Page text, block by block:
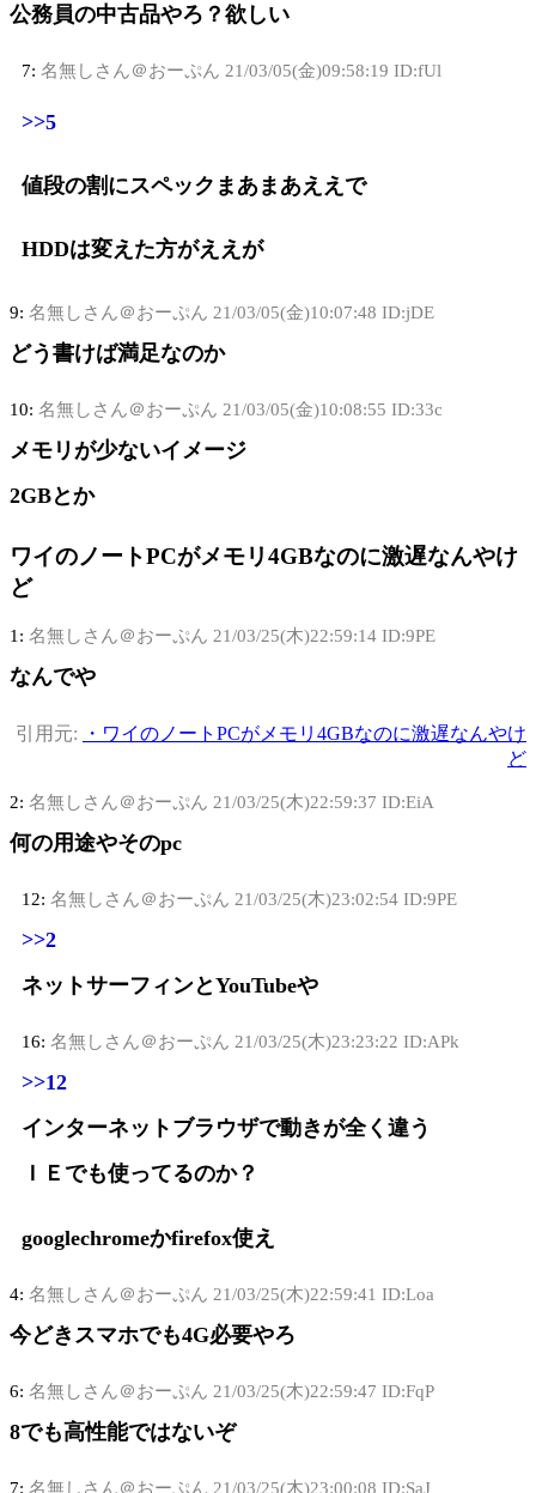
公務員の中古品やろ？欲しい
7: 名無しさん＠おーぷん 21/03/05(金)09:58:19 ID:fUl
>>5
値段の割にスペックまあまあええで
HDDは変えた方がええが
9: 名無しさん＠おーぷん 21/03/05(金)10:07:48 ID:jDE
どう書けば満足なのか
10: 名無しさん＠おーぷん 21/03/05(金)10:08:55 ID:33c
メモリが少ないイメージ
2GBとか
ワイのノートPCがメモリ4GBなのに激遅なんやけ
ど
1: 名無しさん＠おーぷん 21/03/25(木)22:59:14 ID:9PE
なんでや
引用元:
・ワイのノートPCがメモリ4GBなのに激遅なんやけ
ど
2: 名無しさん＠おーぷん 21/03/25(木)22:59:37 ID:EiA
何の用途やそのpc
12: 名無しさん＠おーぷん 21/03/25(木)23:02:54 ID:9PE
>>2
ネットサーフィンとYouTubeや
16: 名無しさん＠おーぷん 21/03/25(木)23:23:22 ID:APk
>>12
インターネットブラウザで動きが全く違う
ＩＥでも使ってるのか？
googlechromeかfirefox使え
4: 名無しさん＠おーぷん 21/03/25(木)22:59:41 ID:Loa
今どきスマホでも4G必要やろ
6: 名無しさん＠おーぷん 21/03/25(木)22:59:47 ID:FqP
8でも高性能ではないぞ
7: 名無しさん＠おーぷん 21/03/25(木)23:00:08 ID:SaJ